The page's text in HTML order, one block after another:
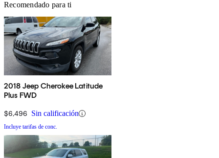
Recomendado para ti
2018 Jeep Cherokee Latitude
Plus FWD
$6,496 Sin calificación
Incluye tarifas de conc.